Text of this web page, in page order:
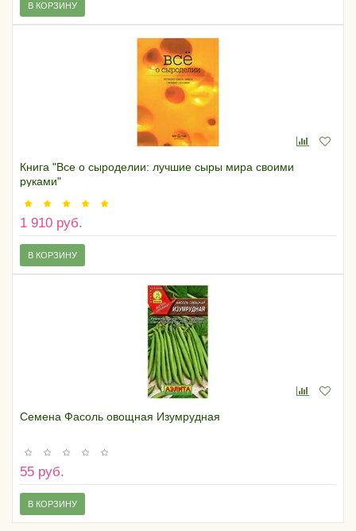
В КОРЗИНУ
Книга "Все о сыроделии: лучшие сыры мира своими
руками"
1 910 руб.
В КОРЗИНУ
Семена Фасоль овощная Изумрудная
55 руб.
В КОРЗИНУ